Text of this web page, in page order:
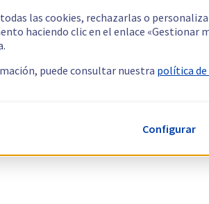
las cookies, rechazarlas o
haciendo clic en el enlace «Gestionar
puede consultar nuestra política de
Configurar